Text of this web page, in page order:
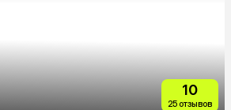
10
25 отзывов